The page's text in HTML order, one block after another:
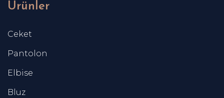
Ürünler
Ceket
Pantolon
Elbise
Bluz